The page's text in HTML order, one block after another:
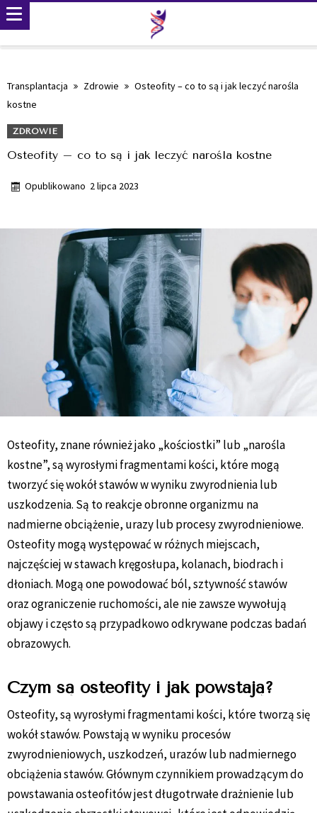
Transplantacja Zdrowie
Osteofity – co to są i jak leczyć narośla
kostne
ZDROWIE
Osteofity – co to są i jak leczyć narośla kostne
Opublikowano 2 lipca 2023
Osteofity, znane również jako „kościostki” lub „narośla
kostne”, są wyrosłymi fragmentami kości, które mogą
tworzyć się wokół stawów w wyniku zwyrodnienia lub
uszkodzenia. Są to reakcje obronne organizmu na
nadmierne obciążenie, urazy lub procesy zwyrodnieniowe.
Osteofity mogą występować w różnych miejscach,
najczęściej w stawach kręgosłupa, kolanach, biodrach i
dłoniach. Mogą one powodować ból, sztywność stawów
oraz ograniczenie ruchomości, ale nie zawsze wywołują
objawy i często są przypadkowo odkrywane podczas badań
obrazowych.
Czym są osteofity i jak powstają?
Osteofity, są wyrosłymi fragmentami kości, które tworzą się
wokół stawów. Powstają w wyniku procesów
zwyrodnieniowych, uszkodzeń, urazów lub nadmiernego
obciążenia stawów. Głównym czynnikiem prowadzącym do
powstawania osteofitów jest długotrwałe drażnienie lub